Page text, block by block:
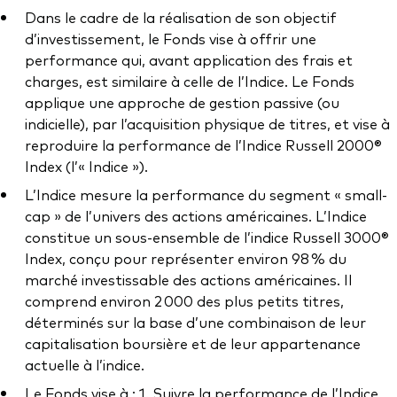
Gérance des placements
Dans le cadre de la réalisation de son objectif
d’investissement, le Fonds vise à offrir une
performance qui, avant application des frais et
charges, est similaire à celle de l’Indice. Le Fonds
applique une approche de gestion passive (ou
indicielle), par l’acquisition physique de titres, et vise à
reproduire la performance de l’Indice Russell 2000®
Index (l’« Indice »).
L’Indice mesure la performance du segment « small-
cap » de l’univers des actions américaines. L’Indice
constitue un sous-ensemble de l’indice Russell 3000®
Index, conçu pour représenter environ 98 % du
marché investissable des actions américaines. Il
comprend environ 2 000 des plus petits titres,
déterminés sur la base d’une combinaison de leur
capitalisation boursière et de leur appartenance
actuelle à l’indice.
Le Fonds vise à : 1. Suivre la performance de l’Indice